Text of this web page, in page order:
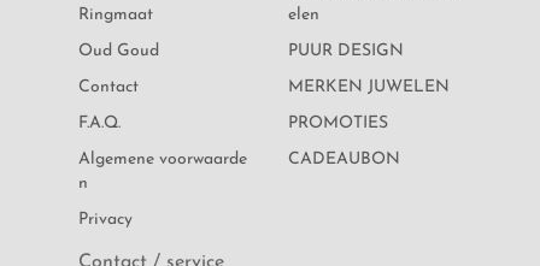
VANHOUTTEGHEM 14 KT
BLUSH LAB DIAMONDS
Ringmaat
Oud Goud
Contact
F.A.Q.
Algemene voorwaarde
n
Privacy
elen
PUUR DESIGN
MERKEN JUWELEN
PROMOTIES
CADEAUBON